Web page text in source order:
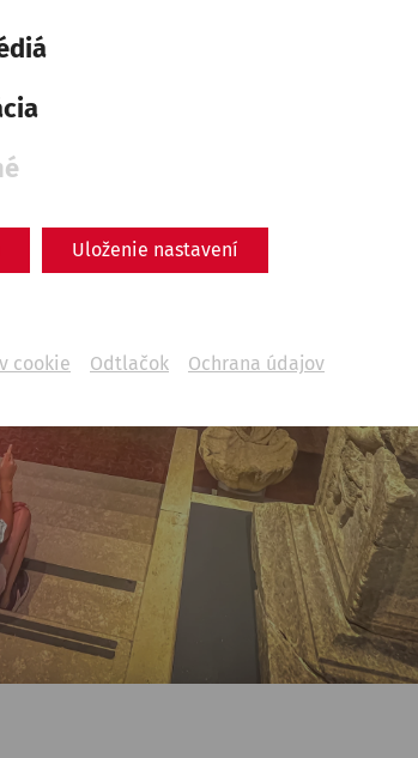
Uloženie nastavení
cookie Odtlačok Ochrana údajov